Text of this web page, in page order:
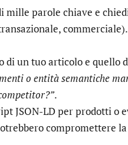
mille parole chiave e
commerciale).
di un tuo articolo e quello
o entità semantiche
.
JSON-LD per prodotti o
compromettere la